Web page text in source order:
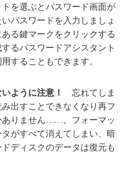
を選ぶとパスワード画面が
パスワードを入力しましょ
る鍵マークをクリックする
るパスワードアシスタント
することもできます。
ように注意！
忘れてしま
出すことできなくなり再フ
ありません……。フォーマッ
がすべて消えてしまい、暗
ディスクのデータは復元も